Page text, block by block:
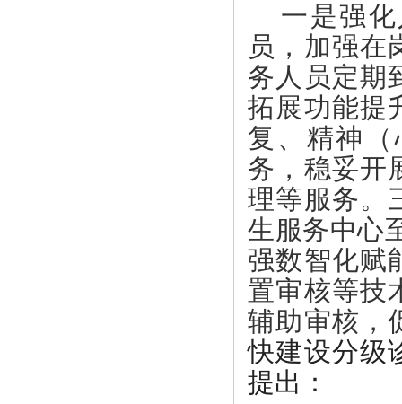
一是强
员，加强在
务人员定期
拓展功能提
复、精神
务，稳妥开
理等服务。
生服务中心
强数智化赋
置审核等技
辅助审核，
快建设分级
提出：